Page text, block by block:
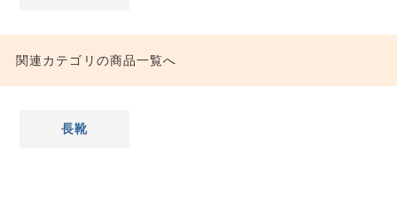
関連カテゴリの商品一覧へ
長靴